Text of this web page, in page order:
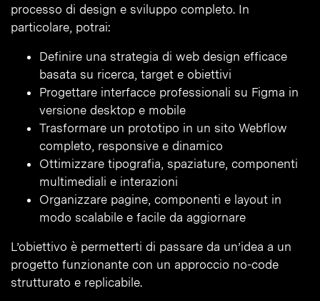
processo di design e sviluppo completo. In
particolare, potrai:
Definire una strategia di web design efficace
basata su ricerca, target e obiettivi
Progettare interfacce professionali su Figma in
versione desktop e mobile
Trasformare un prototipo in un sito Webflow
completo, responsive e dinamico
Ottimizzare tipografia, spaziature, componenti
multimediali e interazioni
Organizzare pagine, componenti e layout in
modo scalabile e facile da aggiornare
L’obiettivo è permetterti di passare da un’idea a un
progetto funzionante con un approccio no-code
strutturato e replicabile.